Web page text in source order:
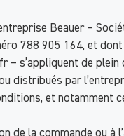
Beauer –
788 905 164, et
– s’appliquent de
distribués par
et
de la commande ou à